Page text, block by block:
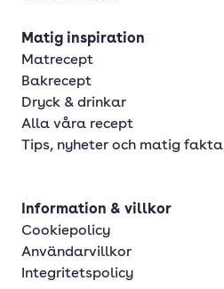
Matig inspiration
Matrecept
Bakrecept
Dryck & drinkar
Alla våra recept
Tips, nyheter och matig fakta
Information & villkor
Cookiepolicy
Användarvillkor
Integritetspolicy